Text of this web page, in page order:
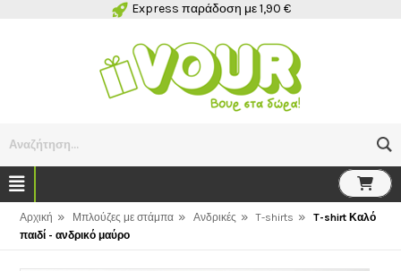
Express παράδοση με 1,90 €
Αναζήτηση...
Αρχική » Μπλούζες με στάμπα » Ανδρικές » T-shirts »
T-shirt Καλό
παιδί - ανδρικό μαύρο